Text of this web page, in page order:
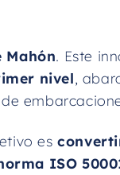
. Este
nivel,
es
ISO